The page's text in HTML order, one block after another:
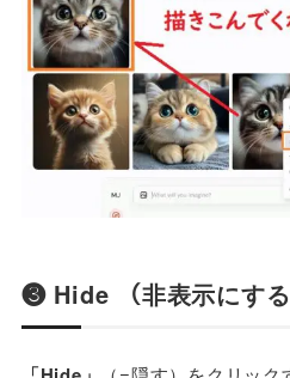
❸ Hide （非表示にする